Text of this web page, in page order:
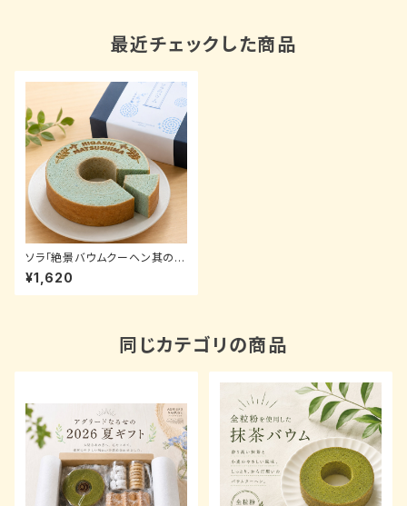
最近チェックした商品
ソラ「絶景バウムクーヘン其の
３」全粒粉ソフト -ラムネ味-
¥1,620
同じカテゴリの商品